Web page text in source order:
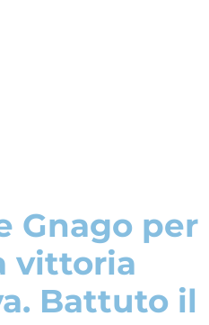
Gnago per
vittoria
Battuto il